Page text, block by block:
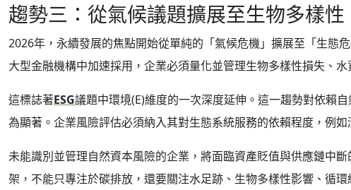
趨勢三：從氣候議題擴展至生物多樣性
2026年，永續發展的焦點開始從單純的「氣候危機」擴展至「生態
大型金融機構中加速採用，企業必須量化並管理生物多樣性損失、
這標誌著ESG議題中環境(E)維度的一次深度延伸。這一趨勢對依賴
為顯著。企業風險評估必須納入其對生態系統服務的依賴程度，例如
未能識別並管理自然資本風險的企業，將面臨資產貶值與供應鏈中
架，不能只專注於碳排放，還要關注水足跡、生物多樣性影響、循環